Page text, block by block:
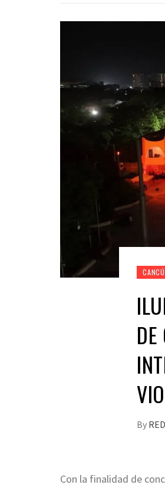
By
Con la finalidad de